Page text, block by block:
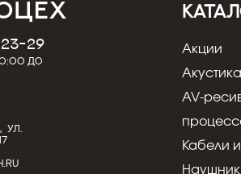
диапазон. Уникальной особенностью
вентиляционная камера —
камера в форме кольца,
типичные резонансы,
что позволяет получить
на задней панели
•
4-8 Ом
23-29
до
УЛ.
Акции
Акустика
AV-
Кабели